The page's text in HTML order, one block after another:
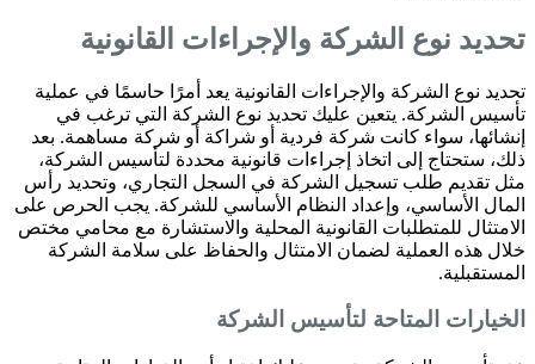
تحديد نوع الشركة والإجراءات القانونية
تحديد نوع الشركة والإجراءات القانونية يعد أمرًا حاسمًا في عملية
تأسيس الشركة. يتعين عليك تحديد نوع الشركة التي ترغب في
إنشائها، سواء كانت شركة فردية أو شراكة أو شركة مساهمة. بعد
ذلك، ستحتاج إلى اتخاذ إجراءات قانونية محددة لتأسيس الشركة،
مثل تقديم طلب تسجيل الشركة في السجل التجاري، وتحديد رأس
المال الأساسي، وإعداد النظام الأساسي للشركة. يجب الحرص على
الامتثال للمتطلبات القانونية المحلية والاستشارة مع محامي مختص
خلال هذه العملية لضمان الامتثال والحفاظ على سلامة الشركة
المستقبلية.
الخيارات المتاحة لتأسيس الشركة